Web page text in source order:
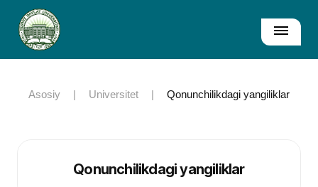
Asosiy | Universitet | Qonunchilikdagi yangiliklar
Qonunchilikdagi yangiliklar